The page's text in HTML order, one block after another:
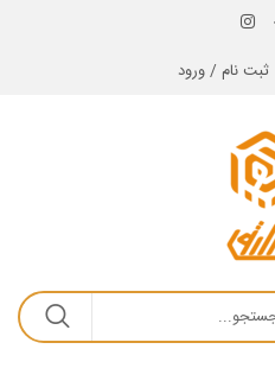
ثبت نام / ورود